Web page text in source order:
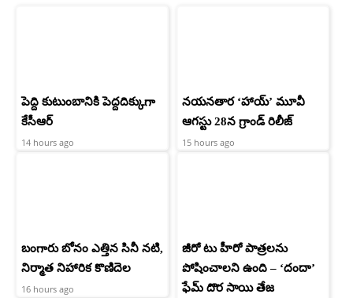
పెద్ది కుటుంబానికి పెద్దదిక్కుగా
కేసీఆర్
14 hours ago
నయనతార ‘హాయ్’ మూవీ
ఆగస్టు 28న గ్రాండ్ రిలీజ్
15 hours ago
బంగారు బోనం ఎత్తిన సినీ నటి,
నిర్మాత నిహారిక కొణిదెల
16 hours ago
జీరో టు హీరో పాత్రలను
పోషించాలని ఉంది – ‘దందా’
ఫేమ్ దొర సాయి తేజ